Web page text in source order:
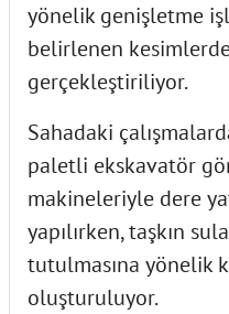
yönelik genişletme
belirlenen kesimlerde
gerçekleştiriliyor.
Sahadaki
paletli ekskavatör
makineleriyle dere
yapılırken, taşkın
tutulmasına yönelik
oluşturuluyor.